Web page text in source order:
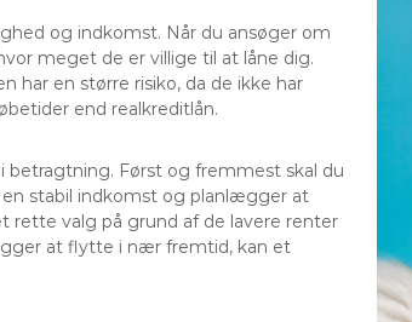
og indkomst. Når du ansøger om
meget de er villige til at låne dig.
har en større risiko, da de ikke har
end realkreditlån.
Først og fremmest skal du
stabil indkomst og planlægger at
rette valg på grund af de lavere renter
at flytte i nær fremtid, kan et